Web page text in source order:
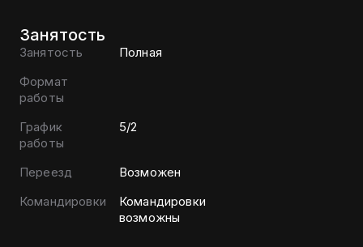
Занятость
Занятость
Полная
Формат
работы
График
работы
5/2
Переезд
Возможен
Командировки
Командировки
возможны